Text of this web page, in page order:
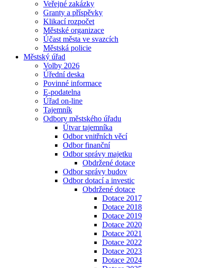
Veřejné zakázky
Granty a příspěvky
Klikací rozpočet
Městské organizace
Účast města ve svazcích
Městská policie
Městský úřad
Volby 2026
Úřední deska
Povinné informace
E-podatelna
Úřad on-line
Tajemník
Odbory městského úřadu
Útvar tajemníka
Odbor vnitřních věcí
Odbor finanční
Odbor správy majetku
Obdržené dotace
Odbor správy budov
Odbor dotací a investic
Obdržené dotace
Dotace 2017
Dotace 2018
Dotace 2019
Dotace 2020
Dotace 2021
Dotace 2022
Dotace 2023
Dotace 2024